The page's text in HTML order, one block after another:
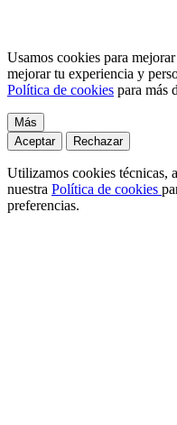
Usamos cookies para
mejorar tu experiencia y
Política de cookies para más
Más
Aceptar
Rechazar
Utilizamos cookies técnicas,
nuestra Política de cookies
preferencias.